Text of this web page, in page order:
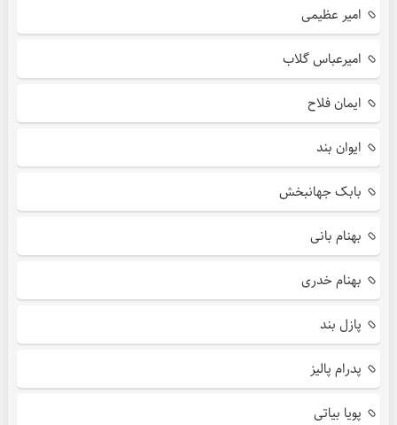
امیر عظیمی
امیرعباس گلاب
ایمان فلاح
ایوان بند
بابک جهانبخش
بهنام بانی
بهنام خدری
پازل بند
پدرام پالیز
پویا بیاتی